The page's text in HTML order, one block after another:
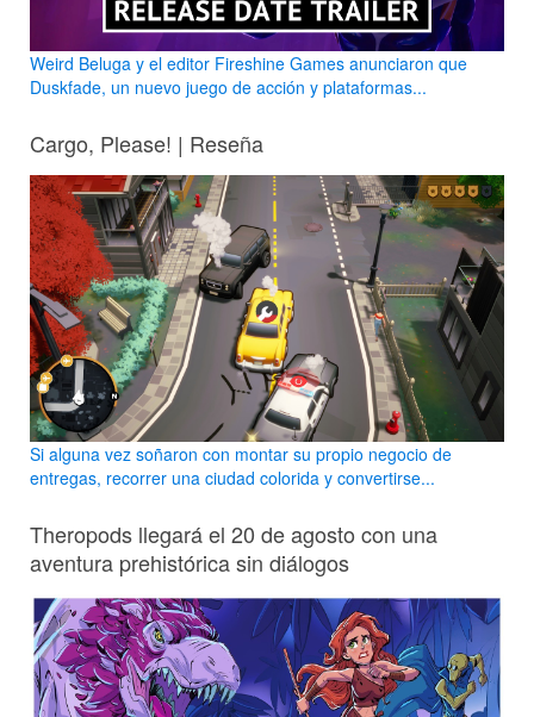
Weird Beluga y el editor Fireshine Games anunciaron que
Duskfade, un nuevo juego de acción y plataformas...
Cargo, Please! | Reseña
Si alguna vez soñaron con montar su propio negocio de
entregas, recorrer una ciudad colorida y convertirse...
Theropods llegará el 20 de agosto con una
aventura prehistórica sin diálogos